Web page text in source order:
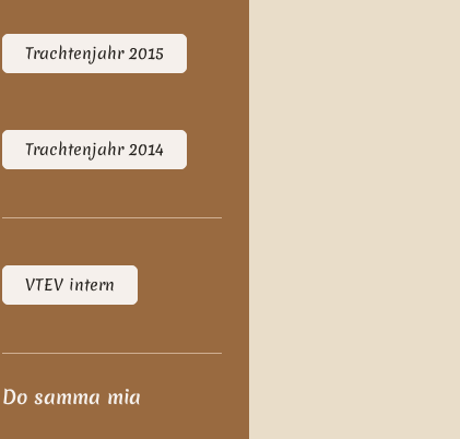
Trachtenjahr 2015
Trachtenjahr 2014
VTEV intern
Do samma mia